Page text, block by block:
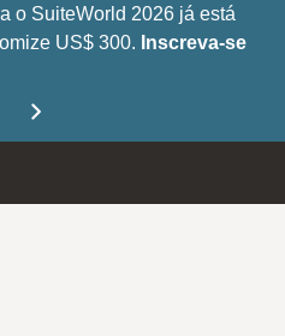
o SuiteWorld 2026 já está
US$ 300. Inscreva-se